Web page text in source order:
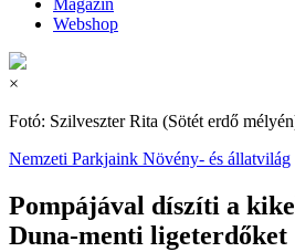
Magazin
Webshop
×
Fotó: Szilveszter Rita (Sötét erdő
Nemzeti Parkjaink Növény- és állatvilág
Pompájával díszíti a
Duna-menti ligeterdőket